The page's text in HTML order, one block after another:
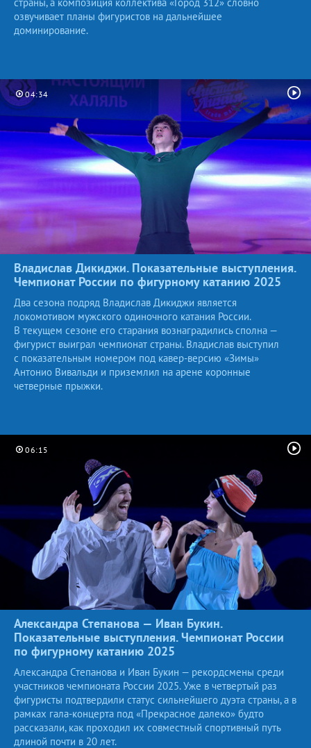
озвучивает планы фигуристов на дальнейшее
доминирование.
04:34
Владислав Дикиджи. Показательные выступления.
Чемпионат России по фигурному катанию 2025
Два сезона подряд Владислав Дикиджи является
локомотивом мужского одиночного катания России.
В текущем сезоне его старания вознаградились сполна —
фигурист выиграл чемпионат страны. Владислав выступил
с показательным номером под кавер-версию «Зимы»
Антонио Вивальди и приземлил на арене коронные
четверные прыжки.
06:15
Александра Степанова — Иван Букин.
Показательные выступления. Чемпионат России
по фигурному катанию 2025
Александра Степанова и Иван Букин — рекордсмены среди
участников чемпионата России 2025. Уже в четвертый раз
фигуристы подтвердили статус сильнейшего дуэта страны, а в
рамках гала-концерта под «Прекрасное далеко» будто
рассказали, как проходил их совместный спортивный путь
длиной почти в 20 лет.